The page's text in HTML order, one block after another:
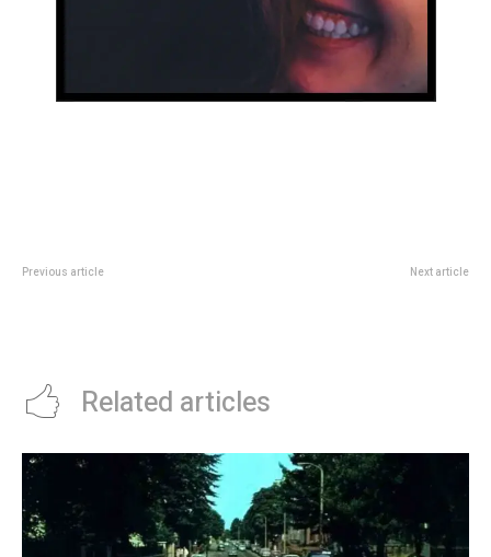
Previous article Next article
Related articles